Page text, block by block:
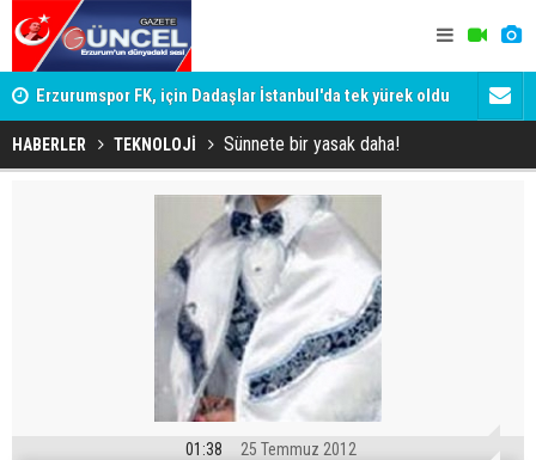
Erzurumspor FK, için Dadaşlar İstanbul'da tek yürek oldu Meclis'te
HABERLER TEKNOLOJİ Sünnete bir yasak daha!
01:38 25 Temmuz 2012